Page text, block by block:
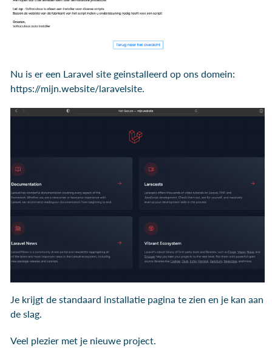
Nu is er een Laravel site geinstalleerd op ons domein:
https://mijn.website/laravelsite.
Je krijgt de standaard installatie pagina te zien en je kan aan
de slag.
Veel plezier met je nieuwe project.